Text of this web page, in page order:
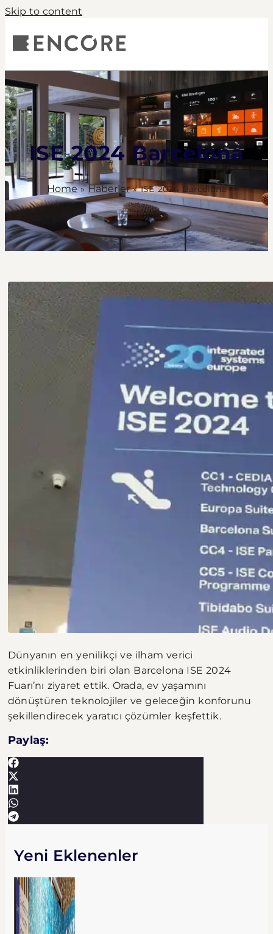
Skip to content
ISE 2024 Barcelona
Home»Haberler»ISE 2024 Barcelona
Dünyanın en yenilikçi ve ilham verici
etkinliklerinden biri olan Barcelona ISE 2024
Fuarı’nı ziyaret ettik. Orada, ev yaşamını
dönüştüren teknolojiler ve geleceğin konforunu
şekillendirecek yaratıcı çözümler keşfettik.
Paylaş:
Yeni Eklenenler